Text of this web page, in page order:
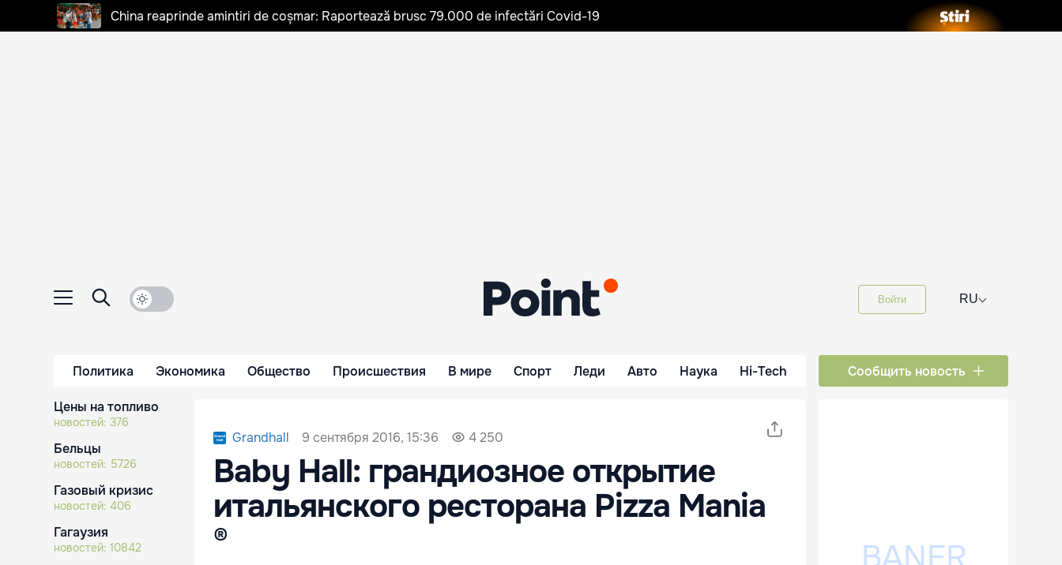
China reaprinde amintiri de coșmar: Raportează brusc 79.000 de infectări Covid-19
Войти RU⌵
Политика Экономика Общество Происшествия В мире Спорт Леди Авто Наука Hi-Tech Сообщить новость
Цены на топливо
новостей: 376
Бельцы
новостей: 5726
Газовый кризис
новостей: 406
Гагаузия
новостей: 10842
Grandhall 9 сентября 2016, 15:36 4 250
Baby Hall: грандиозное открытие
итальянского ресторана Pizza Mania
®